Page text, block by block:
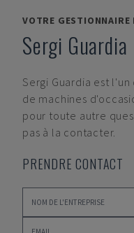
VOTRE GESTIONNAIRE
Sergi Guardia
Sergi Guardia est l'un
de machines
pour toute autre
pas à la contacter.
PRENDRE CONTACT